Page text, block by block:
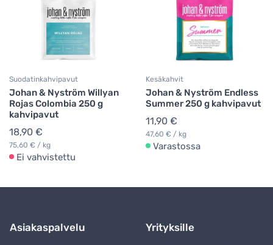
Suodatinkahvipavut
Johan & Nyström Willyan
Rojas Colombia 250 g
kahvipavut
18,90 €
75,60 € / kg
Ei vahvistettu
Kesäkahvit
Johan & Nyström Endless
Summer 250 g kahvipavut
11,90 €
47,60 € / kg
Varastossa
Asiakaspalvelu Yrityksille